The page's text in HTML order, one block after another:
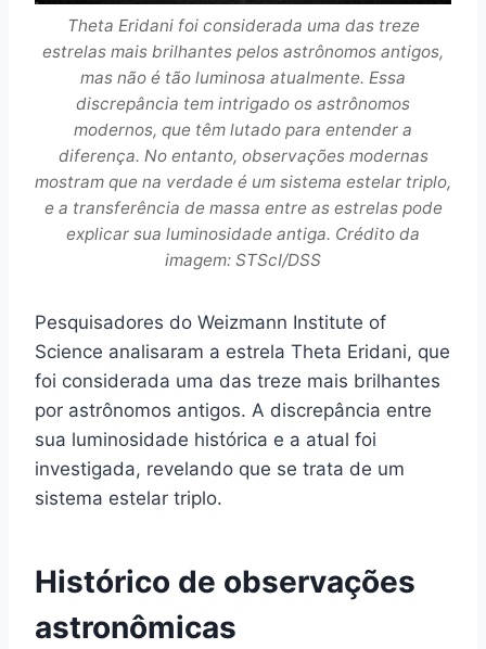
Theta Eridani foi considerada uma das treze
estrelas mais brilhantes pelos astrônomos antigos,
mas não é tão luminosa atualmente. Essa
discrepância tem intrigado os astrônomos
modernos, que têm lutado para entender a
diferença. No entanto, observações modernas
mostram que na verdade é um sistema estelar triplo,
e a transferência de massa entre as estrelas pode
explicar sua luminosidade antiga. Crédito da
imagem: STScI/DSS
Pesquisadores do Weizmann Institute of
Science analisaram a estrela Theta Eridani, que
foi considerada uma das treze mais brilhantes
por astrônomos antigos. A discrepância entre
sua luminosidade histórica e a atual foi
investigada, revelando que se trata de um
sistema estelar triplo.
Histórico de observações
astronômicas